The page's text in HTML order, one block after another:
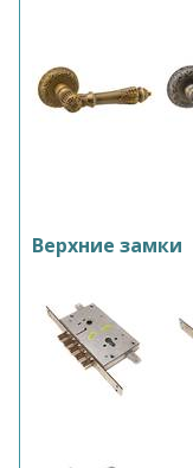
Верхние замки